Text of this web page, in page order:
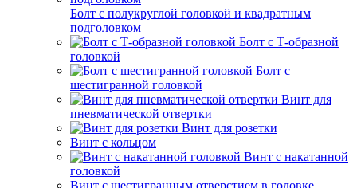
Болт с полукруглой головкой и квадратным
подголовком
Болт с Т-образной
головкой
Болт с
шестигранной головкой
Винт для
пневматической отвертки
Винт для розетки
Винт с кольцом
Винт с накатанной
головкой
Винт с шестигранным отверстием в головке